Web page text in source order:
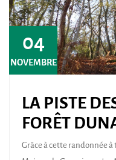
04
NOVEMBRE
LA PISTE
FORÊT
Grâce à cette randonnée